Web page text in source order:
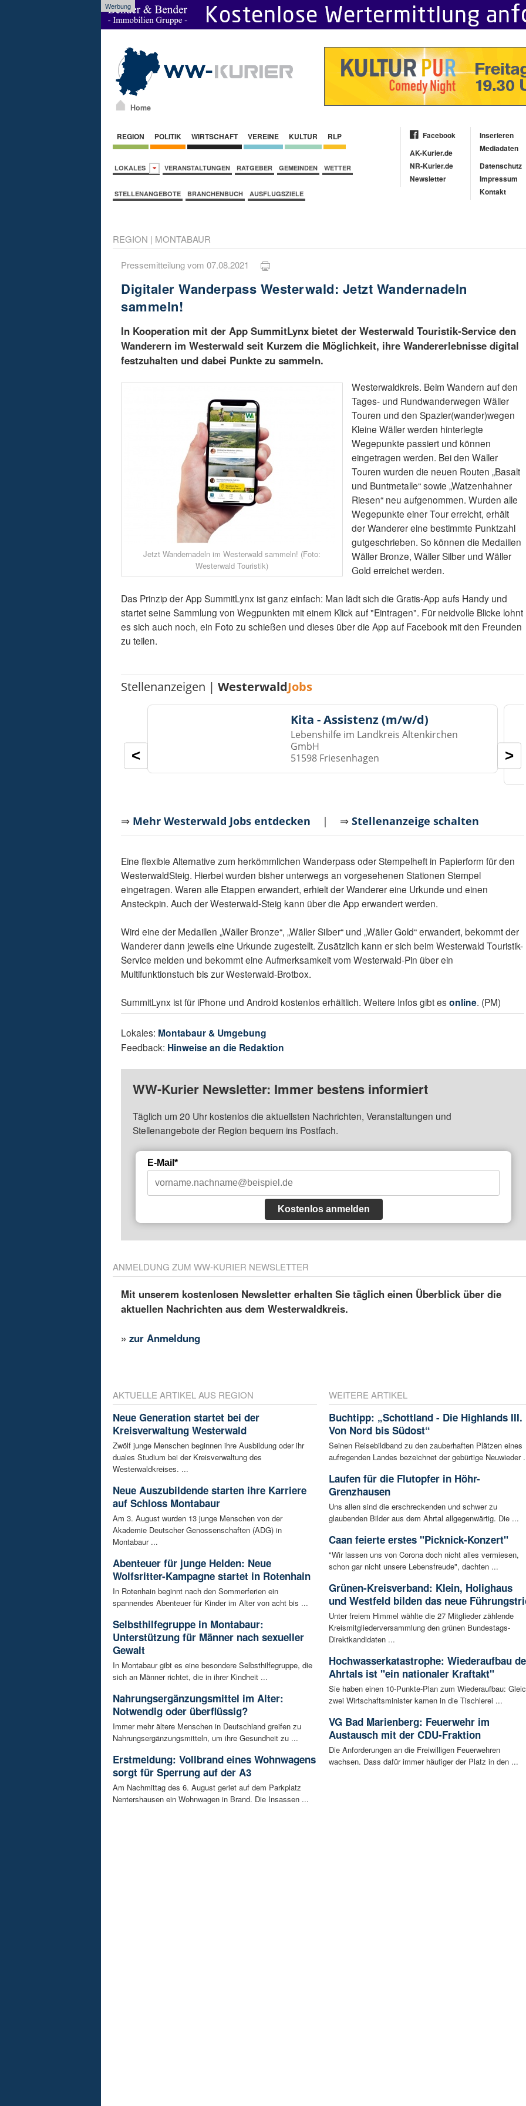
Werbung
Home
REGION POLITIK WIRTSCHAFT VEREINE KULTUR RLP
LOKALES VERANSTALTUNGEN RATGEBER GEMEINDEN WETTER
STELLENANGEBOTE BRANCHENBUCH AUSFLUGSZIELE
Facebook
AK-Kurier.de
NR-Kurier.de
Newsletter
Inserieren
Mediadaten
Datenschutz
Impressum
Kontakt
REGION | MONTABAUR
Pressemitteilung vom 07.08.2021
Digitaler Wanderpass Westerwald: Jetzt Wandernadeln
sammeln!
In Kooperation mit der App SummitLynx bietet der Westerwald Touristik-Service den
Wanderern im Westerwald seit Kurzem die Möglichkeit, ihre Wandererlebnisse digital
festzuhalten und dabei Punkte zu sammeln.
Jetzt Wandernadeln im Westerwald sammeln! (Foto:
Westerwald Touristik)
Westerwaldkreis. Beim Wandern auf den
Tages- und Rundwanderwegen Wäller
Touren und den Spazier(wander)wegen
Kleine Wäller werden hinterlegte
Wegepunkte passiert und können
eingetragen werden. Bei den Wäller
Touren wurden die neuen Routen „Basalt
und Buntmetalle“ sowie „Watzenhahner
Riesen“ neu aufgenommen. Wurden alle
Wegepunkte einer Tour erreicht, erhält
der Wanderer eine bestimmte Punktzahl
gutgeschrieben. So können die Medaillen
Wäller Bronze, Wäller Silber und Wäller
Gold erreichet werden.
Das Prinzip der App SummitLynx ist ganz einfach: Man lädt sich die Gratis-App aufs Handy und
startet seine Sammlung von Wegpunkten mit einem Klick auf "Eintragen". Für neidvolle Blicke lohnt
es sich auch noch, ein Foto zu schießen und dieses über die App auf Facebook mit den Freunden
zu teilen.
Stellenanzeigen |WesterwaldJobs
Kita - Assistenz (m/w/d)
Lebenshilfe im Landkreis Altenkirchen
GmbH
51598 Friesenhagen
< >
⇒ Mehr Westerwald Jobs entdecken | ⇒Stellenanzeige schalten
Eine flexible Alternative zum herkömmlichen Wanderpass oder Stempelheft in Papierform für den
WesterwaldSteig. Hierbei wurden bisher unterwegs an vorgesehenen Stationen Stempel
eingetragen. Waren alle Etappen erwandert, erhielt der Wanderer eine Urkunde und einen
Ansteckpin. Auch der Westerwald-Steig kann über die App erwandert werden.
Wird eine der Medaillen „Wäller Bronze“, „Wäller Silber“ und „Wäller Gold“ erwandert, bekommt der
Wanderer dann jeweils eine Urkunde zugestellt. Zusätzlich kann er sich beim Westerwald Touristik-
Service melden und bekommt eine Aufmerksamkeit vom Westerwald-Pin über ein
Multifunktionstuch bis zur Westerwald-Brotbox.
SummitLynx ist für iPhone und Android kostenlos erhältlich. Weitere Infos gibt esonline. (PM)
Lokales: Montabaur & Umgebung
Feedback: Hinweise an die Redaktion
WW-Kurier Newsletter: Immer bestens informiert
Täglich um 20 Uhr kostenlos die aktuellsten Nachrichten, Veranstaltungen und
Stellenangebote der Region bequem ins Postfach.
E-Mail*
Kostenlos anmelden
ANMELDUNG ZUM WW-KURIER NEWSLETTER
Mit unserem kostenlosen Newsletter erhalten Sie täglich einen Überblick über die
aktuellen Nachrichten aus dem Westerwaldkreis.
»zur Anmeldung
AKTUELLE ARTIKEL AUS REGION
Neue Generation startet bei der
Kreisverwaltung Westerwald
Zwölf junge Menschen beginnen ihre Ausbildung oder ihr
duales Studium bei der Kreisverwaltung des
Westerwaldkreises. ...
Neue Auszubildende starten ihre Karriere
auf Schloss Montabaur
Am 3. August wurden 13 junge Menschen von der
Akademie Deutscher Genossenschaften (ADG) in
Montabaur ...
Abenteuer für junge Helden: Neue
Wolfsritter-Kampagne startet in Rotenhain
In Rotenhain beginnt nach den Sommerferien ein
spannendes Abenteuer für Kinder im Alter von acht bis ...
Selbsthilfegruppe in Montabaur:
Unterstützung für Männer nach sexueller
Gewalt
In Montabaur gibt es eine besondere Selbsthilfegruppe, die
sich an Männer richtet, die in ihrer Kindheit ...
Nahrungsergänzungsmittel im Alter:
Notwendig oder überflüssig?
Immer mehr ältere Menschen in Deutschland greifen zu
Nahrungsergänzungsmitteln, um ihre Gesundheit zu ...
Erstmeldung: Vollbrand eines Wohnwagens
sorgt für Sperrung auf der A3
Am Nachmittag des 6. August geriet auf dem Parkplatz
Nentershausen ein Wohnwagen in Brand. Die Insassen ...
WEITERE ARTIKEL
Buchtipp: „Schottland - Die Highlands III.
Von Nord bis Südost“
Seinen Reisebildband zu den zauberhaften Plätzen eines
aufregenden Landes bezeichnet der gebürtige Neuwieder
Laufen für die Flutopfer in Höhr-
Grenzhausen
Uns allen sind die erschreckenden und schwer zu
glaubenden Bilder aus dem Ahrtal allgegenwärtig. Die ...
Caan feierte erstes "Picknick-Konzert"
"Wir lassen uns von Corona doch nicht alles vermiesen,
schon gar nicht unsere Lebensfreude", dachten ...
Grünen-Kreisverband: Klein, Holighaus
und Westfeld bilden das neue
Unter freiem Himmel wählte die 27 Mitglieder zählende
Kreismitgliederversammlung den grünen Bundestags-
Direktkandidaten ...
Hochwasserkatastrophe: Wiederaufbau
Ahrtals ist "ein nationaler Kraftakt"
Sie haben einen 10-Punkte-Plan zum Wiederaufbau:
zwei Wirtschaftsminister kamen in die Tischlerei ...
VG Bad Marienberg: Feuerwehr im
Austausch mit der CDU-Fraktion
Die Anforderungen an die Freiwilligen Feuerwehren
wachsen. Dass dafür immer häufiger der Platz in den ...